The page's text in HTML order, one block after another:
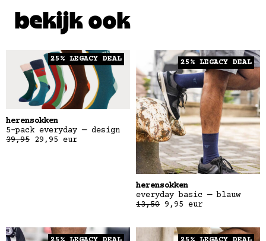
bekijk ook
25% LEGACY DEAL
herensokken
5-pack everyday — design
39,95 29,95 eur
25% LEGACY DEAL
herensokken
everyday basic — blauw
13,50 9,95 eur